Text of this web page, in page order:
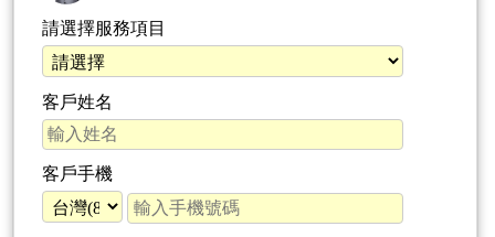
請選擇服務項目
客戶姓名
客戶手機